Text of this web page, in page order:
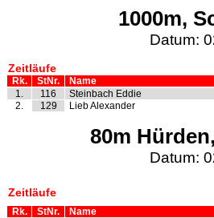
1000m,
Datum:
Zeitläufe
Rk. StNr. Name
1.
116 Steinbach Eddie
2.
129 Lieb Alexander
80m
Datum:
Zeitläufe
Rk. StNr. Name